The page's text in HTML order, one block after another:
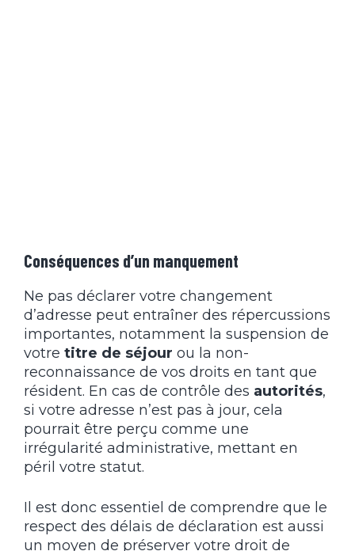
Conséquences d’un manquement
Ne pas déclarer votre changement
d’adresse peut entraîner des répercussions
importantes, notamment la suspension de
votre titre de séjour ou la non-
reconnaissance de vos droits en tant que
résident. En cas de contrôle des autorités,
si votre adresse n’est pas à jour, cela
pourrait être perçu comme une
irrégularité administrative, mettant en
péril votre statut.
Il est donc essentiel de comprendre que le
respect des délais de déclaration est aussi
un moyen de préserver votre droit de